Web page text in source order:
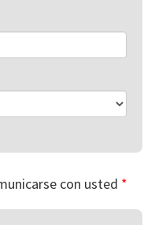
con usted *